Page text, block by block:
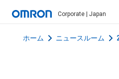
Corporate | Japan
ホーム ニュースルーム